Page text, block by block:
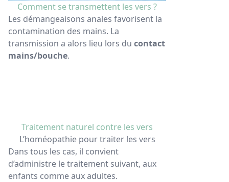
Comment se transmettent les vers ?
Les démangeaisons anales favorisent la
contamination des mains. La
transmission a alors lieu lors du contact
mains/bouche.
Traitement naturel contre les vers
L’homéopathie pour traiter les vers
Dans tous les cas, il convient
d’administre le traitement suivant, aux
enfants comme aux adultes.